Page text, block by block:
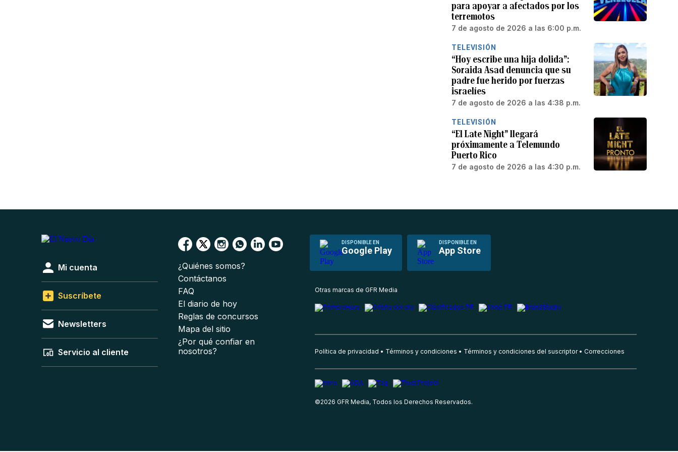
para apoyar a afectados por los
terremotos
7 de agosto de 2026 a las 6:00 p.m.
TELEVISIÓN
“Hoy escribe una hija dolida”:
Soraida Asad denuncia que su
padre fue herido por fuerzas
israelíes
7 de agosto de 2026 a las 4:38 p.m.
TELEVISIÓN
“El Late Night” llegará
próximamente a Telemundo
Puerto Rico
7 de agosto de 2026 a las 4:30 p.m.
DISPONIBLE EN
Google Play
DISPONIBLE EN
App Store
Mi cuenta
Suscríbete
Newsletters
Servicio al cliente
¿Quiénes somos?
Contáctanos
FAQ
El diario de hoy
Reglas de concursos
Mapa del sitio
¿Por qué confiar en
nosotros?
Otras marcas de GFR Media
Política de privacidad Términos y condiciones Términos y condiciones del suscriptor Correcciones
©2026 GFR Media, Todos los Derechos Reservados.